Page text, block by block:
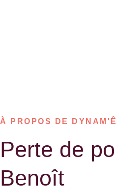
À PROPOS DE
Perte de
Benoît